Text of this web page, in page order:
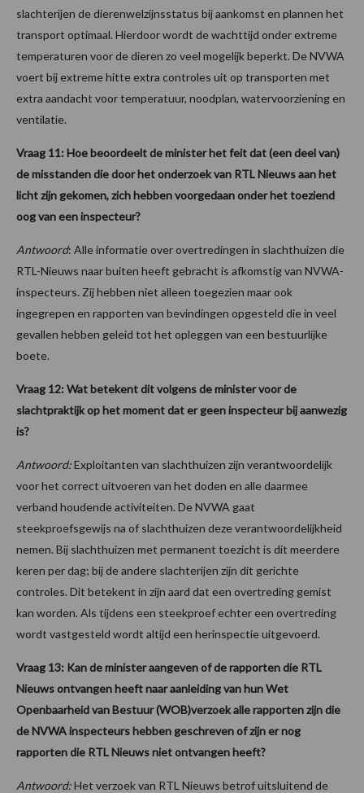
slachterijen de dierenwelzijnsstatus bij aankomst en plannen het
transport optimaal. Hierdoor wordt de wachttijd onder extreme
temperaturen voor de dieren zo veel mogelijk beperkt. De NVWA
voert bij extreme hitte extra controles uit op transporten met
extra aandacht voor temperatuur, noodplan, watervoorziening en
ventilatie.
Vraag 11: Hoe beoordeelt de minister het feit dat (een deel van)
de misstanden die door het onderzoek van RTL Nieuws aan het
licht zijn gekomen, zich hebben voorgedaan onder het toeziend
oog van een inspecteur?
Antwoord: Alle informatie over overtredingen in slachthuizen die
RTL-Nieuws naar buiten heeft gebracht is afkomstig van NVWA-
inspecteurs. Zij hebben niet alleen toegezien maar ook
ingegrepen en rapporten van bevindingen opgesteld die in veel
gevallen hebben geleid tot het opleggen van een bestuurlijke
boete.
Vraag 12: Wat betekent dit volgens de minister voor de
slachtpraktijk op het moment dat er geen inspecteur bij aanwezig
is?
Antwoord:Exploitanten van slachthuizen zijn verantwoordelijk
voor het correct uitvoeren van het doden en alle daarmee
verband houdende activiteiten. De NVWA gaat
steekproefsgewijs na of slachthuizen deze verantwoordelijkheid
nemen. Bij slachthuizen met permanent toezicht is dit meerdere
keren per dag; bij de andere slachterijen zijn dit gerichte
controles. Dit betekent in zijn aard dat een overtreding gemist
kan worden. Als tijdens een steekproef echter een overtreding
wordt vastgesteld wordt altijd een herinspectie uitgevoerd.
Vraag 13: Kan de minister aangeven of de rapporten die RTL
Nieuws ontvangen heeft naar aanleiding van hun Wet
Openbaarheid van Bestuur (WOB)verzoek alle rapporten zijn die
de NVWA inspecteurs hebben geschreven of zijn er nog
rapporten die RTL Nieuws niet ontvangen heeft?
Antwoord:Het verzoek van RTL Nieuws betrof uitsluitend de